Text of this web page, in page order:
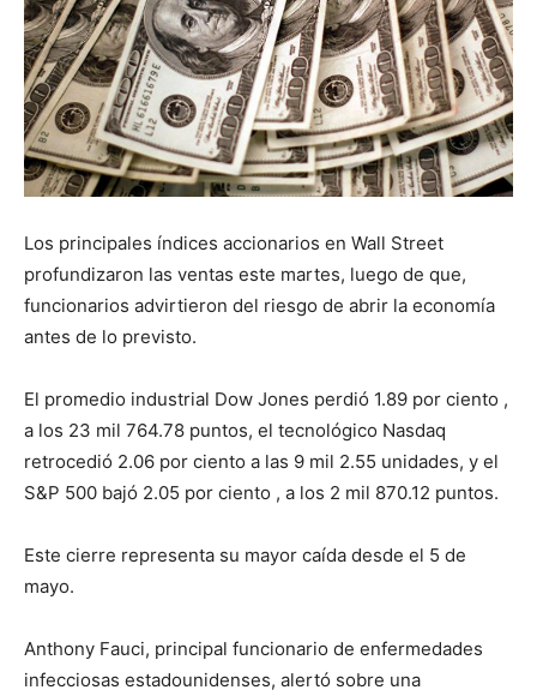
Los principales índices accionarios en Wall Street
profundizaron las ventas este martes, luego de que,
funcionarios advirtieron del riesgo de abrir la economía
antes de lo previsto.
El promedio industrial Dow Jones perdió 1.89 por ciento ,
a los 23 mil 764.78 puntos, el tecnológico Nasdaq
retrocedió 2.06 por ciento a las 9 mil 2.55 unidades, y el
S&P 500 bajó 2.05 por ciento , a los 2 mil 870.12 puntos.
Este cierre representa su mayor caída desde el 5 de
mayo.
Anthony Fauci, principal funcionario de enfermedades
infecciosas estadounidenses, alertó sobre una